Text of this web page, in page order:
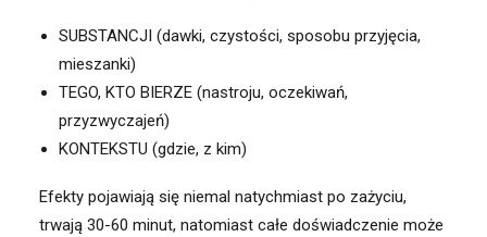
SUBSTANCJI (dawki, czystości, sposobu przyjęcia,
mieszanki)
TEGO, KTO BIERZE (nastroju, oczekiwań,
przyzwyczajeń)
KONTEKSTU (gdzie, z kim)
Efekty pojawiają się niemal natychmiast po zażyciu,
trwają 30-60 minut, natomiast całe doświadczenie może